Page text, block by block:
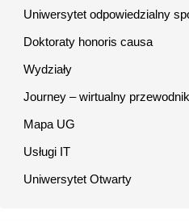
Uniwersytet odpowiedzialny
Doktoraty honoris causa
Wydziały
Journey – wirtualny
Mapa UG
Usługi IT
Uniwersytet Otwarty